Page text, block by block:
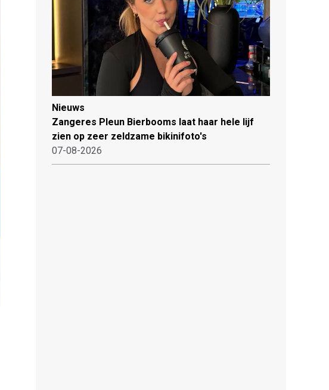
Nieuws
Zangeres Pleun Bierbooms laat haar hele lijf
zien op zeer zeldzame bikinifoto's
07-08-2026